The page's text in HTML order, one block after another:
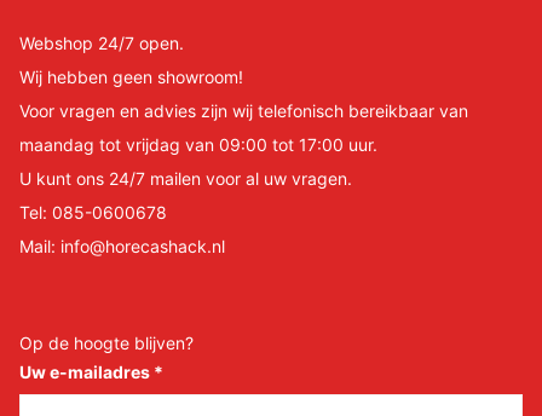
Webshop 24/7 open.
Wij hebben geen showroom!
Voor vragen en advies zijn wij telefonisch bereikbaar van
maandag tot vrijdag van 09:00 tot 17:00 uur.
U kunt ons 24/7 mailen voor al uw vragen.
Tel: 085-0600678
Mail: info@horecashack.nl
Op de hoogte blijven?
Uw e-mailadres *